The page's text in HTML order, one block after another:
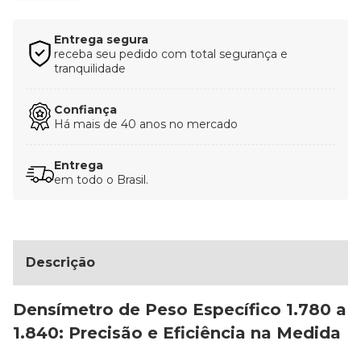
Entrega segura
receba seu pedido com total segurança e
tranquilidade
Confiança
Há mais de 40 anos no mercado
Entrega
em todo o Brasil.
Descrição
Densímetro de Peso Específico 1.780 a
1.840: Precisão e Eficiência na Medida